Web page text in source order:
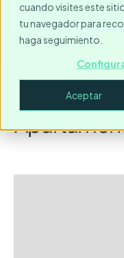
cuando visites este
tu navegador para
haga seguimiento.
Aceptar
Solicita tu